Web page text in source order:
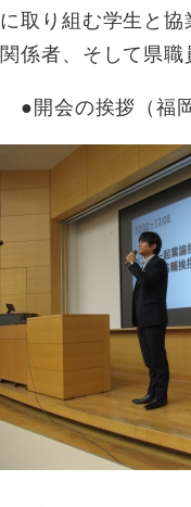
に取り組む学生と
関係者、そして県職
●開会の挨拶（福